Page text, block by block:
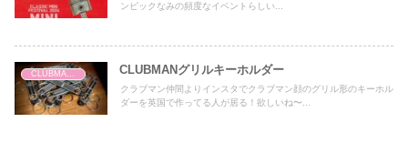
ンピックなみの頻度なイベントらしい...
CLUBMAN MINI+10 CLUBMANグリルキーホルダー
クラブマン仲間よりインスタでクラブマン顔のグリル形のキーホル
ダーを英国で作ってる人が居る！欲しいね〜...